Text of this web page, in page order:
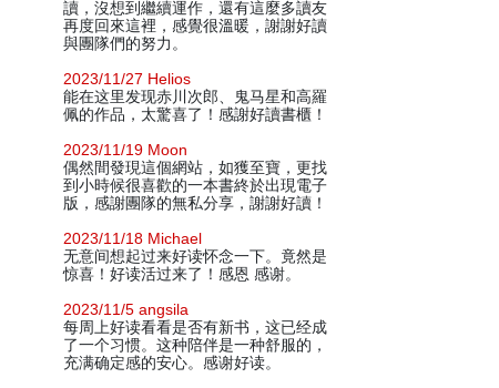
讀，沒想到繼續運作，還有這麼多讀友
再度回來這裡，感覺很溫暖，謝謝好讀
與團隊們的努力。
2023/11/27 Helios
能在这里发现赤川次郎、鬼马星和高羅
佩的作品，太驚喜了！感謝好讀書櫃！
2023/11/19 Moon
偶然間發現這個網站，如獲至寶，更找
到小時候很喜歡的一本書終於出現電子
版，感謝團隊的無私分享，謝謝好讀！
2023/11/18 Michael
无意间想起过来好读怀念一下。竟然是
惊喜！好读活过来了！感恩 感谢。
2023/11/5 angsila
每周上好读看看是否有新书，这已经成
了一个习惯。这种陪伴是一种舒服的，
充满确定感的安心。感谢好读。